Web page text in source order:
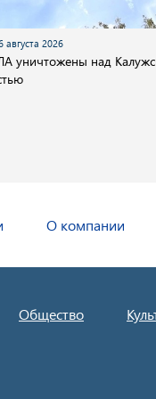
августа 2026
уничтожены над
О компании
Общество